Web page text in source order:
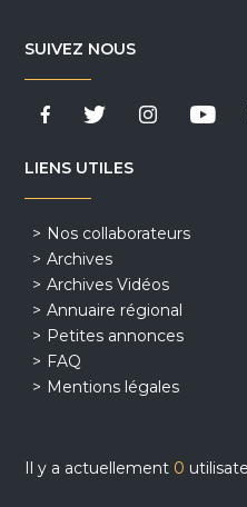
SUIVEZ NOUS
LIENS UTILES
Nos collaborateurs
Archives
Archives Vidéos
Annuaire régional
Petites annonces
FAQ
Mentions légales
Il y a actuellement 0